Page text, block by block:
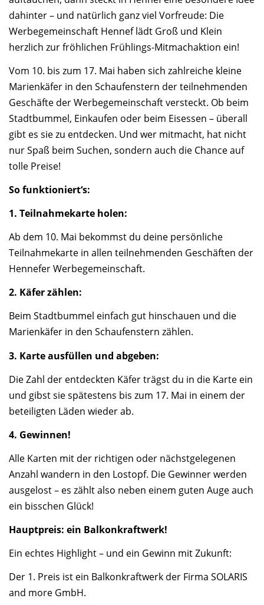
dahinter – und natürlich ganz viel Vorfreude: Die
Werbegemeinschaft Hennef lädt Groß und Klein
herzlich zur fröhlichen Frühlings-Mitmachaktion ein!
Vom 10. bis zum 17. Mai haben sich zahlreiche kleine
Marienkäfer in den Schaufenstern der teilnehmenden
Geschäfte der Werbegemeinschaft versteckt. Ob beim
Stadtbummel, Einkaufen oder beim Eisessen – überall
gibt es sie zu entdecken. Und wer mitmacht, hat nicht
nur Spaß beim Suchen, sondern auch die Chance auf
tolle Preise!
So funktioniert‘s:
1. Teilnahmekarte holen:
Ab dem 10. Mai bekommst du deine persönliche
Teilnahmekarte in allen teilnehmenden Geschäften der
Hennefer Werbegemeinschaft.
2. Käfer zählen:
Beim Stadtbummel einfach gut hinschauen und die
Marienkäfer in den Schaufenstern zählen.
3. Karte ausfüllen und abgeben:
Die Zahl der entdeckten Käfer trägst du in die Karte ein
und gibst sie spätestens bis zum 17. Mai in einem der
beteiligten Läden wieder ab.
4. Gewinnen!
Alle Karten mit der richtigen oder nächstgelegenen
Anzahl wandern in den Lostopf. Die Gewinner werden
ausgelost – es zählt also neben einem guten Auge auch
ein bisschen Glück!
Hauptpreis: ein Balkonkraftwerk!
Ein echtes Highlight – und ein Gewinn mit Zukunft:
Der 1. Preis ist ein Balkonkraftwerk der Firma SOLARIS
and more GmbH.